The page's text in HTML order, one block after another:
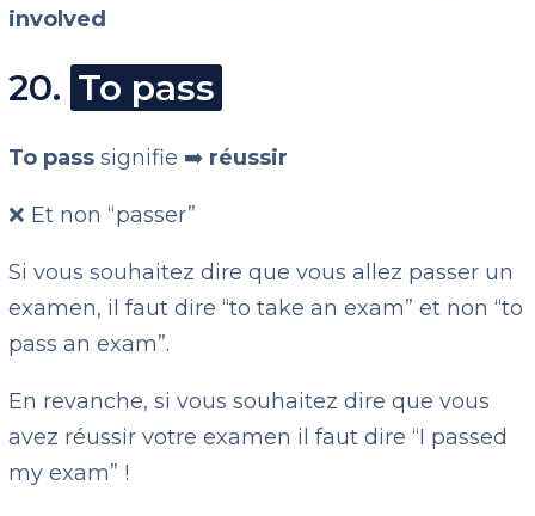
involved
20. To pass
To passsignifie ➡️ réussir
❌ Et non “passer”
Si vous souhaitez dire que vous allez passer un
examen, il faut dire “to take an exam” et non “to
pass an exam”.
En revanche, si vous souhaitez dire que vous
avez réussir votre examen il faut dire “I passed
my exam” !